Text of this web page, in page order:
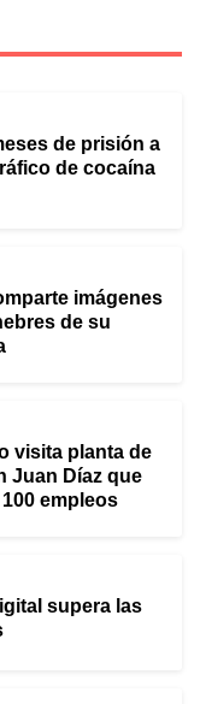
de prisión a
de cocaína
imágenes
de su
visita planta de
Juan Díaz que
empleos
supera las